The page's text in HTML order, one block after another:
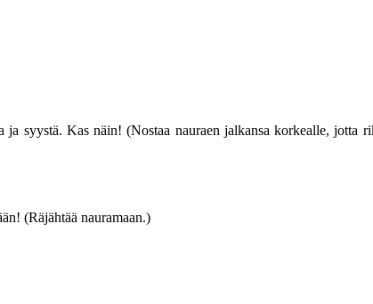
syystä. Kas näin! (Nostaa nauraen jalkansa korkealle, jotta
(Räjähtää nauramaan.)